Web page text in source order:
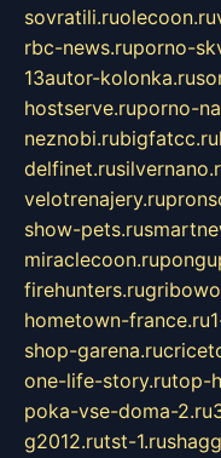
sovratili.ruolecoon.ru
rbc-news.ruporno-
13autor-kolonka.ru
hostserve.ruporno-
neznobi.rubigfatcc.ru
delfinet.ru
velotrenajery.ru
show-pets.ru
miraclecoon.ru
firehunters.ru
hometown-france.ru
shop-garena.ru
one-life-story.rutop-
poka-vse-doma-2.ru
g2012.rutst-1.ru